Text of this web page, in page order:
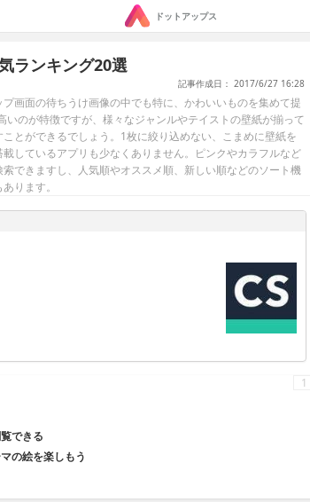
ドットアップス
ランキング20選
記事作成日： 2017/6/27 16:28
画面の待ちうけ画像の中でも特に、かわいいものを集めて提
のが特徴ですが、様々なジャンルやテイストの壁紙が揃って
とができるでしょう。1枚に絞り込めない、こまめに壁紙を
しているアプリも少なくありません。ピンクやカラフルなど
できますし、人気順やオススメ順、新しい順などのソート機
ります。
できる
の絵を楽しもう
1